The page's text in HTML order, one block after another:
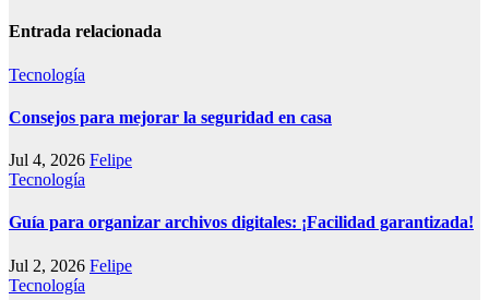
Entrada relacionada
Tecnología
Consejos para mejorar la seguridad en casa
Jul 4, 2026 Felipe
Tecnología
Guía para organizar archivos digitales: ¡Facilidad garantizada!
Jul 2, 2026 Felipe
Tecnología